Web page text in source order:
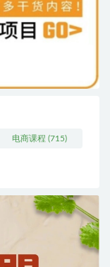
电商课程 (715)